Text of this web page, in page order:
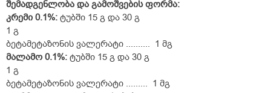
შემადგენლობა და გამოშვების ფორმა:
კრემი 0.1%: ტუბში 15 გ და 30 გ
1 გ
ბეტამეტაზონის ვალერატი .......... 1 მგ
მალამო 0.1%: ტუბში 15 გ და 30 გ
1 გ
ბეტამეტაზონის ვალერატი ......... 1 მგ